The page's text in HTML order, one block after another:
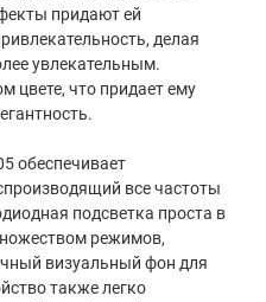
придают ей
делая
увлекательным.
цвете, что придает ему
обеспечивает
все частоты
подсветка проста в
режимов,
визуальный фон для
также легко